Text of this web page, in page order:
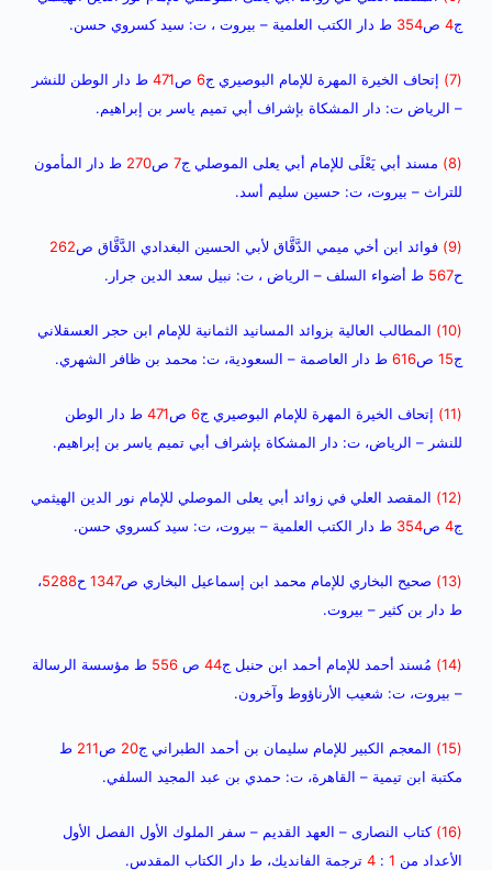
ج4ص354 ط دار الكتب العلمية – بيروت ، ت: سيد كسروي حسن.
(7) إتحاف الخيرة المهرة للإمام البوصيري ج6ص471ط دار الوطن للنشر
– الرياض ت: دار المشكاة بإشراف أبي تميم ياسر بن إبراهيم.
(8) مسند أبي يَعْلَى للإمام أبي يعلى الموصلي ج7ص270 ط دار المأمون
للتراث – بيروت، ت: حسين سليم أسد.
(9) فوائد ابن أخي ميمي الدَّقَّاق لأبي الحسين البغدادي الدَّقَّاق ص262
ح567 ط أضواء السلف – الرياض ، ت: نبيل سعد الدين جرار.
(10)
المطالب العالية بزوائد المسانيد الثمانية للإمام ابن حجر العسقلاني
ج15ص616ط دار العاصمة – السعودية، ت: محمد بن ظافر الشهري.
(11) إتحاف الخيرة المهرة للإمام البوصيري ج6ص471ط دار الوطن
للنشر – الرياض، ت: دار المشكاة بإشراف أبي تميم ياسر بن إبراهيم.
(12)
المقصد العلي في زوائد أبي يعلى الموصلي للإمام نور الدين الهيثمي
ج4ص354 ط دار الكتب العلمية – بيروت، ت: سيد كسروي حسن.
(13) صحيح البخاري للإمام محمد ابن إسماعيل البخاري ص1347ح5288،
ط دار بن كثير – بيروت.
(14) مُسند أحمد للإمام أحمد ابن حنبل ج44 ص 556 ط مؤسسة الرسالة
– بيروت، ت: شعيب الأرناؤوط وآخرون.
(15) المعجم الكبير للإمام سليمان بن أحمد الطبراني ج20 ص211 ط
مكتبة ابن تيمية – القاهرة، ت: حمدي بن عبد المجيد السلفي.
(16)
كتاب النصارى – العهد القديم – سفر الملوك الأول الفصل الأول
الأعداد من 1
:
4ترجمة الفانديك، ط دار الكتاب المقدس.